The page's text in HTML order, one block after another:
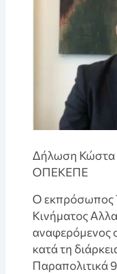
Δήλωση Κώστα
ΟΠΕΚΕΠΕ
Ο
Κινήματος
κατά τη
Παραπολιτικά